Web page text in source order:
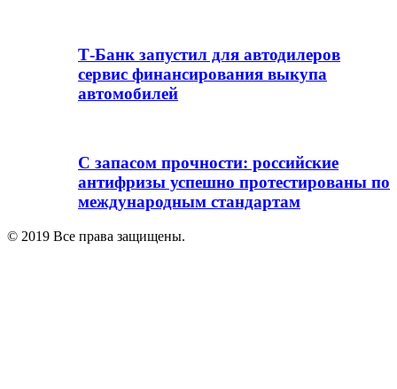
Т-Банк запустил для автодилеров
сервис финансирования выкупа
автомобилей
С запасом прочности: российские
антифризы успешно протестированы по
международным стандартам
© 2019 Все права защищены.